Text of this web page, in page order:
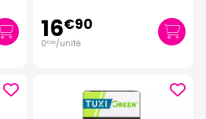
16€90
0€56/unité